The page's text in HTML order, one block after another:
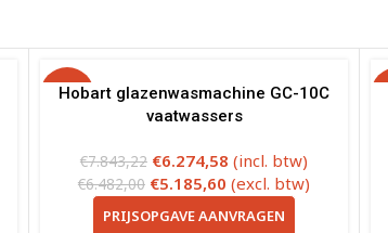
-20%
Hobart glazenwasmachine GC-10C
vaatwassers
€7.843,22 €6.274,58 (incl. btw)
€6.482,00 €5.185,60 (excl. btw)
PRIJSOPGAVE AANVRAGEN